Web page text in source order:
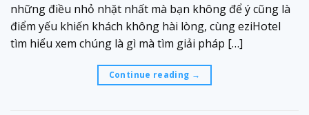
những điều nhỏ nhặt nhất mà bạn không để ý cũng là
điểm yếu khiến khách không hài lòng, cùng eziHotel
tìm hiểu xem chúng là gì mà tìm giải pháp […]
Continue reading →